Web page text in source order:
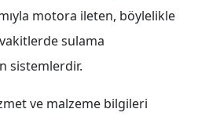
motora ileten, böylelikle
vakitlerde sulama
sistemlerdir.
ve malzeme bilgileri